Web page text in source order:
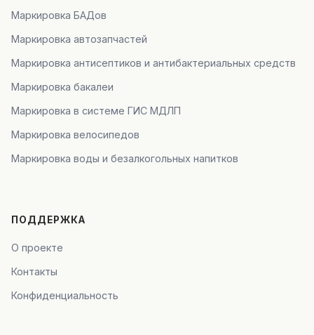
Маркировка БАДов
Маркировка автозапчастей
Маркировка антисептиков и антибактериальных средств
Маркировка бакалеи
Маркировка в системе ГИС МДЛП
Маркировка велосипедов
Маркировка воды и безалкогольных напитков
ПОДДЕРЖКА
О проекте
Контакты
Конфиденциальность